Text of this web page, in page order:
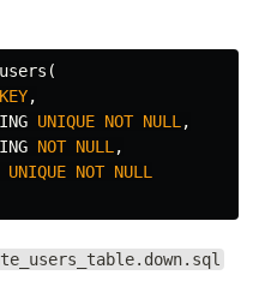
dbname?
need to be escaped.
users (
KEY,
UNIQUE NOT NULL ,
NOT NULL ,
UNIQUE NOT NULL